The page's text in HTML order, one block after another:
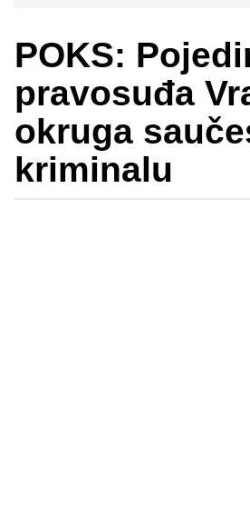
POKS:
pravosuđa
okruga
kriminalu